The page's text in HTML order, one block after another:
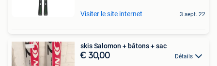
Visiter le site internet 3 sept. 22
skis Salomon + bâtons + sac
€ 30,00 Détails